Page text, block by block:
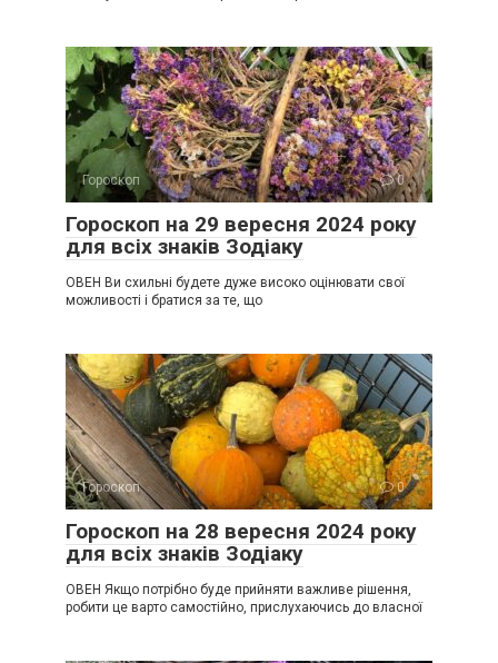
Гороскоп 0
Гороскоп на 29 вересня 2024 року
для всіх знаків Зодіаку
ОВЕН Ви схильні будете дуже високо оцінювати свої
можливості і братися за те, що
Гороскоп 0
Гороскоп на 28 вересня 2024 року
для всіх знаків Зодіаку
ОВЕН Якщо потрібно буде прийняти важливе рішення,
робити це варто самостійно, прислухаючись до власної